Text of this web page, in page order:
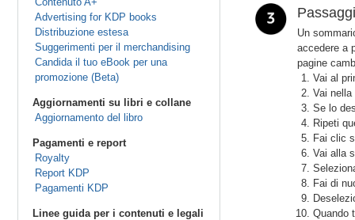
Advertising for KDP books
Distribuzione estesa
Suggerimenti per il merchandising
Candida il tuo eBook per una
promozione (Beta)
Aggiornamenti su libri e collane
Aggiornamento del libro
Pagamenti e report
Royalty
Report KDP
Pagamenti KDP
Linee guida per i contenuti e legali
Un
accedere a
pagine
Vai al
Vai
Se lo
Ripeti
Fai clic
Vai alla
Fai di
Quando